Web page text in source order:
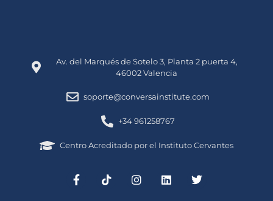
Av. del Marqués de Sotelo 3, Planta 2 puerta 4,
46002 Valencia
soporte@conversainstitute.com
+34 961258767
Centro Acreditado por el Instituto Cervantes